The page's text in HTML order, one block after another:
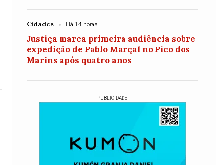
Cidades Há 14 horas
Justiça marca primeira audiência sobre
expedição de Pablo Marçal no Pico dos
Marins após quatro anos
PUBLICIDADE